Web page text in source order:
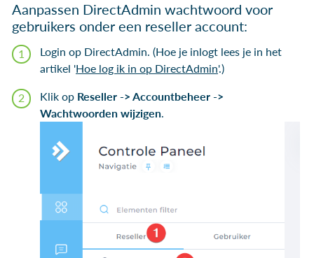
Aanpassen DirectAdmin wachtwoord voor
gebruikers onder een reseller account:
Login op DirectAdmin. (Hoe je inlogt lees je in het
artikel 'Hoe log ik in op DirectAdmin'.)
Klik op Reseller -> Accountbeheer ->
Wachtwoorden wijzigen